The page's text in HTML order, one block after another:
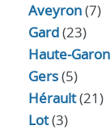
Aveyron(7)
Gard(23)
Haute-
Gers(5)
Hérault(21)
Lot(3)